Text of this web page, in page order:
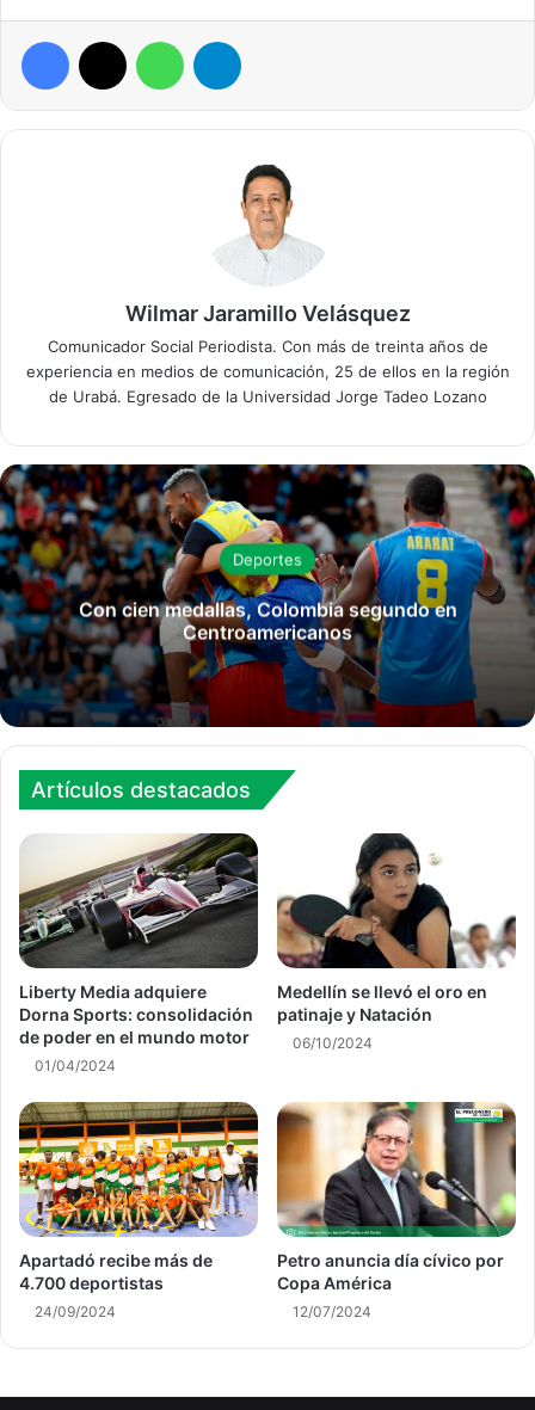
Facebook WhatsApp
Wilmar Jaramillo Velásquez
Comunicador Social Periodista. Con más de treinta años de
experiencia en medios de comunicación, 25 de ellos en la región
de Urabá. Egresado de la Universidad Jorge Tadeo Lozano
Deportes
Con cien medallas, Colombia segundo en
Centroamericanos
Artículos destacados
Liberty Media adquiere
Dorna Sports: consolidación
de poder en el mundo motor
01/04/2024
Medellín se llevó el oro en
patinaje y Natación
06/10/2024
Apartadó recibe más de
4.700 deportistas
24/09/2024
Petro anuncia día cívico por
Copa América
12/07/2024